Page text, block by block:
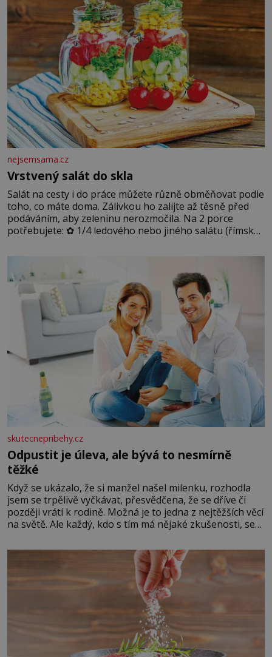
nejsemsama.cz
Vrstvený salát do skla
Salát na cesty i do práce můžete různě obměňovat podle
toho, co máte doma. Zálivkou ho zalijte až těsně před
podáváním, aby zeleninu nerozmočila. Na 2 porce
potřebujete: ✿ 1/4 ledového nebo jiného salátu (římský
okurky ✿ 2 rajčata Zálivka: ✿ 4 lžíce olivového oleje ✿ 1
lžíci citronové šťávy ✿ ½ stroužku
skutecnepribehy.cz
Odpustit je úleva, ale bývá to nesmírně
těžké
Když se ukázalo, že si manžel našel milenku, rozhodla
jsem se trpělivě vyčkávat, přesvědčena, že se dříve či
později vrátí k rodině. Možná je to jedna z nejtěžších věcí
na světě. Ale každý, kdo s tím má nějaké zkušenosti, se
Když se ke mně doneslo, že si manžel pořídil milenku,